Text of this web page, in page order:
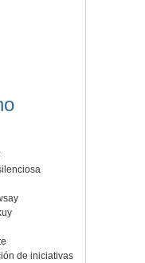
de iniciativas